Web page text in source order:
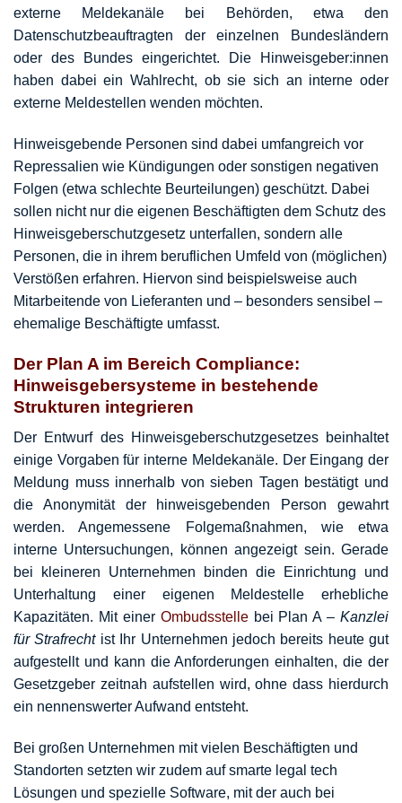
externe Meldekanäle bei Behörden, etwa den
Datenschutzbeauftragten der einzelnen Bundesländern
oder des Bundes eingerichtet. Die Hinweisgeber:innen
haben dabei ein Wahlrecht, ob sie sich an interne oder
externe Meldestellen wenden möchten.
Hinweisgebende Personen sind dabei umfangreich vor
Repressalien wie Kündigungen oder sonstigen negativen
Folgen (etwa schlechte Beurteilungen) geschützt. Dabei
sollen nicht nur die eigenen Beschäftigten dem Schutz des
Hinweisgeberschutzgesetz unterfallen, sondern alle
Personen, die in ihrem beruflichen Umfeld von (möglichen)
Verstößen erfahren. Hiervon sind beispielsweise auch
Mitarbeitende von Lieferanten und – besonders sensibel –
ehemalige Beschäftigte umfasst.
Der Plan A im Bereich Compliance:
Hinweisgebersysteme in bestehende
Strukturen integrieren
Der Entwurf des Hinweisgeberschutzgesetzes beinhaltet
einige Vorgaben für interne Meldekanäle. Der Eingang der
Meldung muss innerhalb von sieben Tagen bestätigt und
die Anonymität der hinweisgebenden Person gewahrt
werden. Angemessene Folgemaßnahmen, wie etwa
interne Untersuchungen, können angezeigt sein. Gerade
bei kleineren Unternehmen binden die Einrichtung und
Unterhaltung einer eigenen Meldestelle erhebliche
Kapazitäten. Mit einer Ombudsstellebei Plan A – Kanzlei
für Strafrechtist Ihr Unternehmen jedoch bereits heute gut
aufgestellt und kann die Anforderungen einhalten, die der
Gesetzgeber zeitnah aufstellen wird, ohne dass hierdurch
ein nennenswerter Aufwand entsteht.
Bei großen Unternehmen mit vielen Beschäftigten und
Standorten setzten wir zudem auf smarte legal tech
Lösungen und spezielle Software, mit der auch bei